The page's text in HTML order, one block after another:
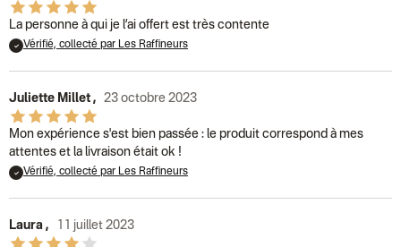
La personne à qui je l’ai offert est très contente
Vérifié, collecté par Les Raffineurs
Juliette Millet , 23 octobre 2023
Mon expérience s'est bien passée : le produit correspond à mes
attentes et la livraison était ok !
Vérifié, collecté par Les Raffineurs
Laura , 11 juillet 2023